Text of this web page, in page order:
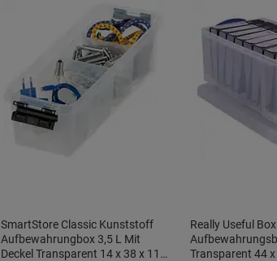
SmartStore Classic Kunststoff
Aufbewahrungbox 3,5 L Mit
Deckel Transparent 14 x 38 x 11
Really Useful
Transparent 44